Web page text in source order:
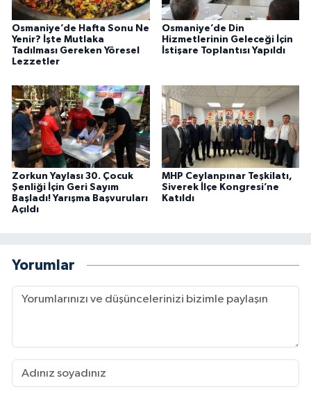
Osmaniye’de Hafta Sonu Ne
Yenir? İşte Mutlaka
Tadılması Gereken Yöresel
Lezzetler
Osmaniye’de Din
Hizmetlerinin Geleceği İçin
İstişare Toplantısı Yapıldı
Zorkun Yaylası 30. Çocuk
Şenliği İçin Geri Sayım
Başladı! Yarışma Başvuruları
Açıldı
MHP Ceylanpınar Teşkilatı,
Siverek İlçe Kongresi’ne
Katıldı
Yorumlar